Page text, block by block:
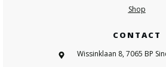
Shop
CONTACT
Wissinklaan 8, 7065 BP